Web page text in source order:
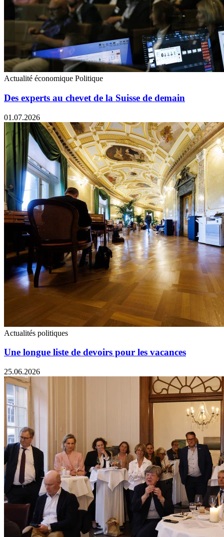
Actualité économique Politique
Des experts au chevet de la Suisse de demain
01.07.2026
Actualités politiques
Une longue liste de devoirs pour les vacances
25.06.2026